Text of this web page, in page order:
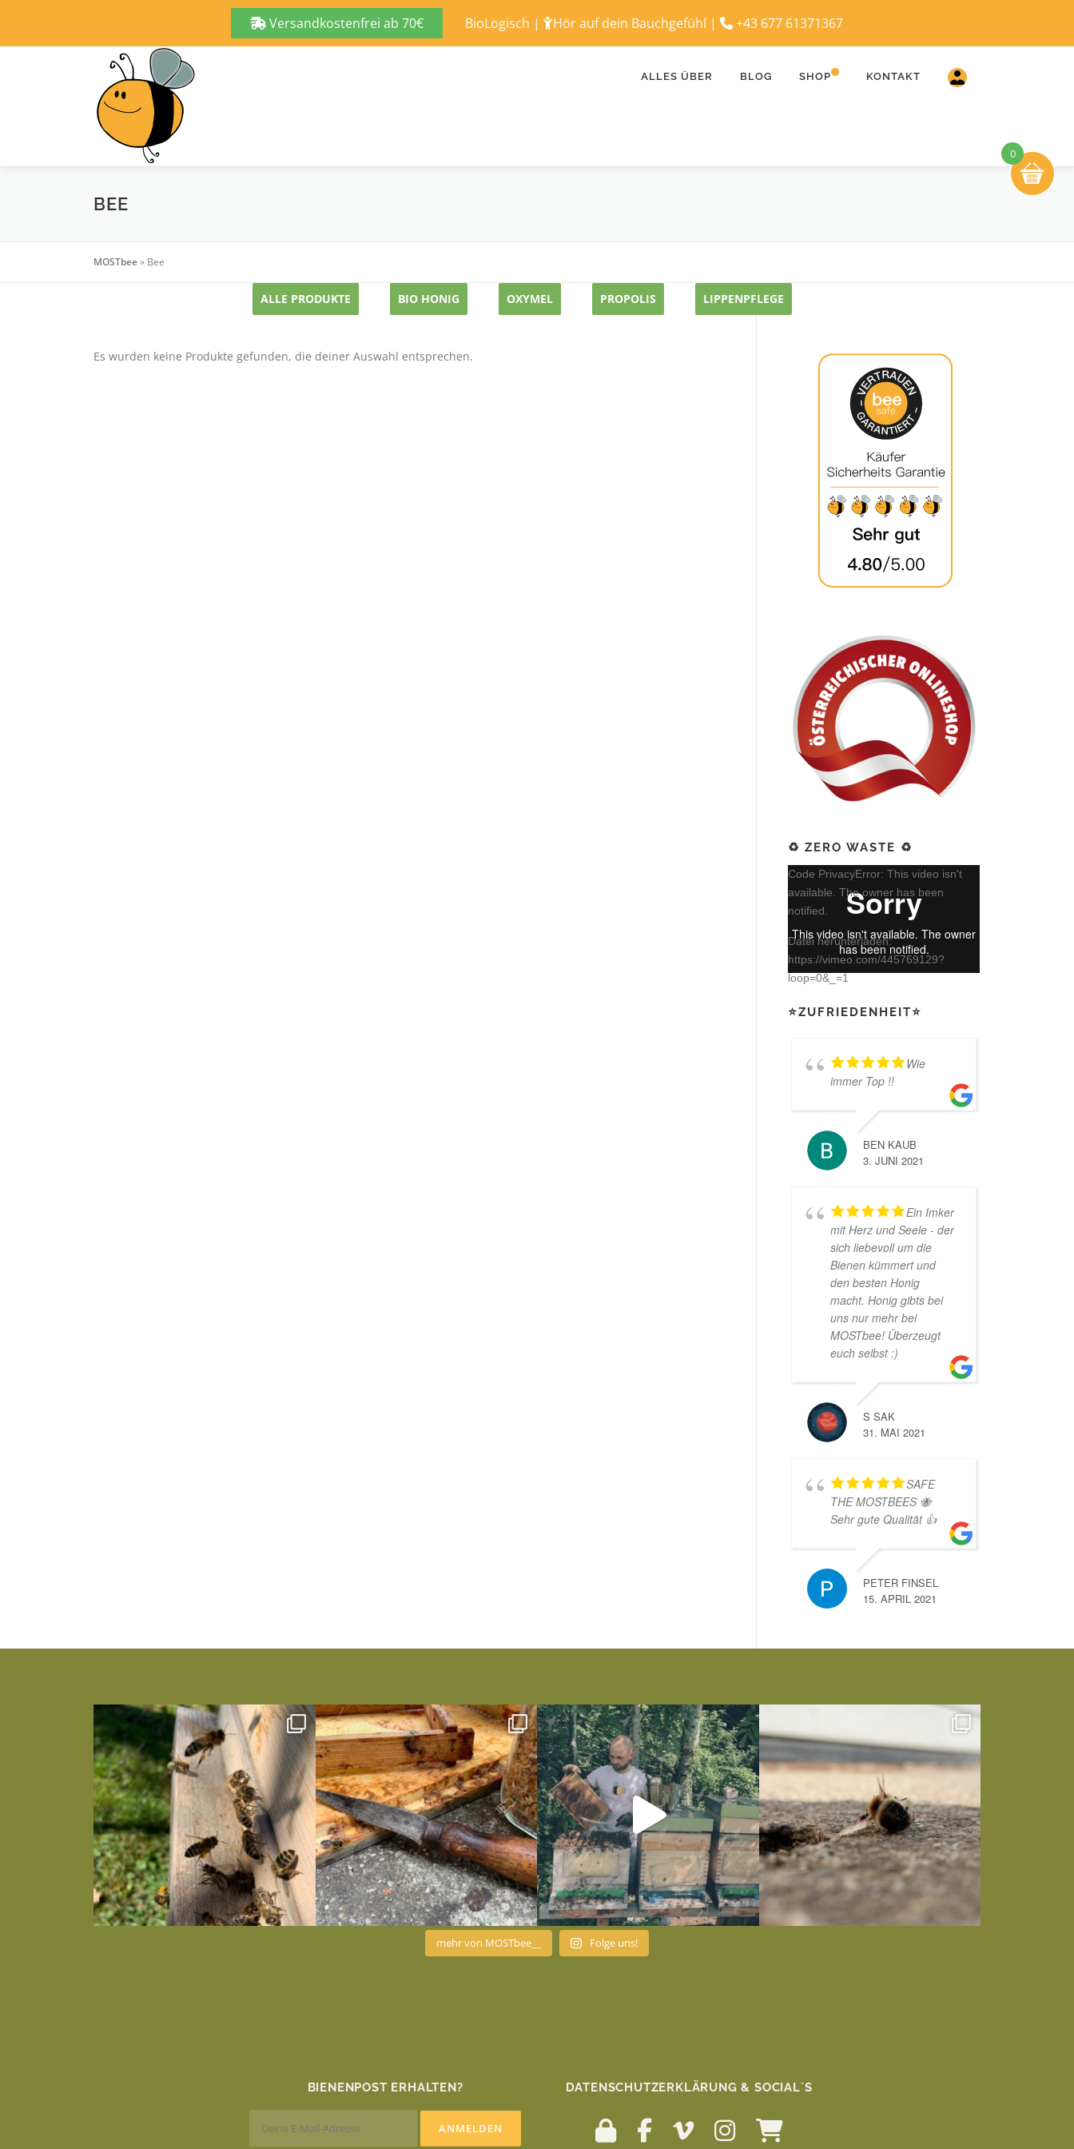
Versandkostenfrei ab 70€ BioLogisch | Hör auf dein Bauchgefühl | +43 677 61371367
ALLES ÜBER BLOG SHOP KONTAKT
BEE
MOSTbee» Bee
ALLE PRODUKTE BIO HONIG OXYMEL PROPOLIS LIPPENPFLEGE
Es wurden keine Produkte gefunden, die deiner Auswahl entsprechen.
♻️ ZERO WASTE ♻️
Video-
Player
Code PrivacyError: This video isn't
available. The owner has been
notified.
Datei herunterladen:
https://vimeo.com/445769129?
loop=0&_=1
⭐ZUFRIEDENHEIT⭐
Wie
immer Top !!
BEN KAUB
3. JUNI 2021
Ein Imker
mit Herz und Seele - der
sich liebevoll um die
Bienen kümmert und
den besten Honig
macht. Honig gibts bei
uns nur mehr bei
MOSTbee! Überzeugt
euch selbst :)
S SAK
31. MAI 2021
SAFE
THE MOSTBEES 🐝
Sehr gute Qualität 👍
PETER FINSEL
15. APRIL 2021
mehr von MOSTbee__ Folge uns!
BIENENPOST ERHALTEN? DATENSCHUTZERKLÄRUNG & SOCIAL`S
0